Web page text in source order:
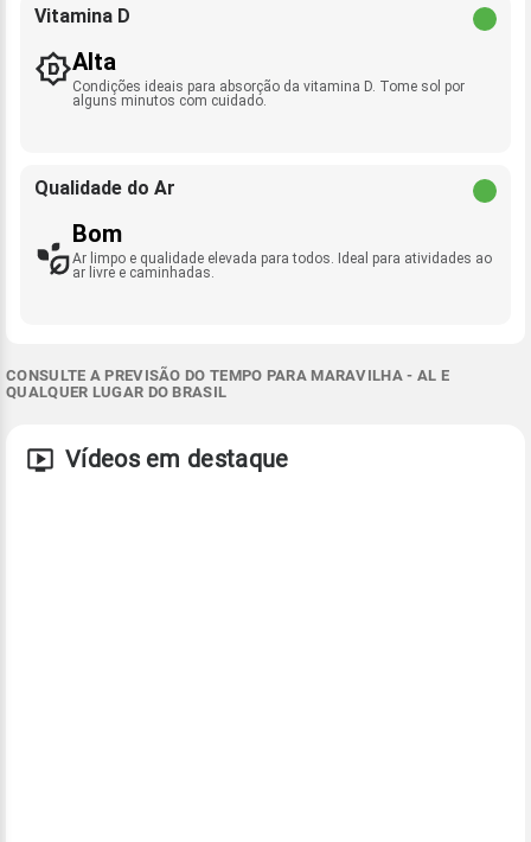
Vitamina D
Alta
Condições ideais para absorção da vitamina D. Tome sol por
alguns minutos com cuidado.
Qualidade do Ar
Bom
Ar limpo e qualidade elevada para todos. Ideal para atividades ao
ar livre e caminhadas.
CONSULTE A PREVISÃO DO TEMPO PARA MARAVILHA - AL E
QUALQUER LUGAR DO BRASIL
Vídeos em destaque